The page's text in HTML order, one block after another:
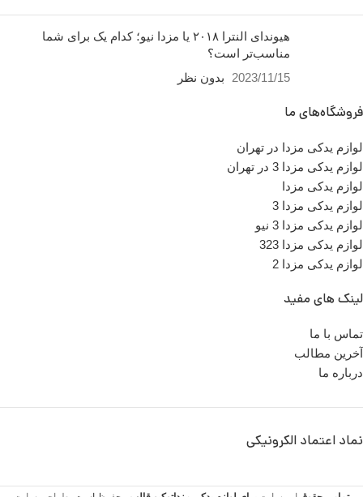
هیوندای النترا ۲۰۱۸ یا مزدا نیو؛ کدام یک برای شما
مناسب‌تر است؟
2023/11/15
بدون نظر
فروشگاه‌های ما
لوازم یدکی مزدا در تهران
لوازم یدکی مزدا 3 در تهران
لوازم یدکی مزدا
لوازم یدکی مزدا 3
لوازم یدکی مزدا 3 نیو
لوازم یدکی مزدا 323
لوازم یدکی مزدا 2
لینک های مفید
تماس با ما
آخرین مطالب
درباره ما
نماد اعتماد الکرونیکی